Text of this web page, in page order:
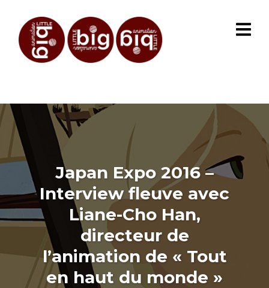
Japan Expo 2016 –
Interview fleuve avec
Liane-Cho Han,
directeur de
l’animation de « Tout
en haut du monde »